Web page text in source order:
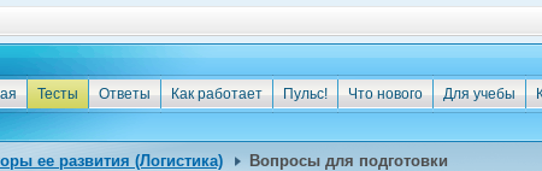
Для учебы
Что нового
Пульс!
Как работает
Ответы
Тесты
ее развития (Логистика) Вопросы для подготовки